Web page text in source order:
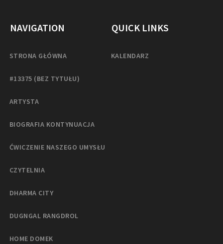
NAVIGATION
STRONA GŁÓWNA
#13375 (BEZ TYTUŁU)
ARTYSTA
BIOGRAFIA KONTYNUACJA
ĆWICZENIE NASZEGO UMYSŁU
CZYTELNIA
DHARMA CITY
DUGNGAL RANGDROL
HOME DOMEK
QUICK LINKS
KALENDARZ